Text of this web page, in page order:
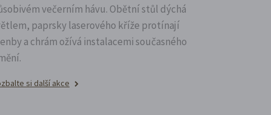
večerním hávu. Obětní stůl dýchá
paprsky laserového kříže protínají
a chrám ožívá instalacemi současného
si další akce